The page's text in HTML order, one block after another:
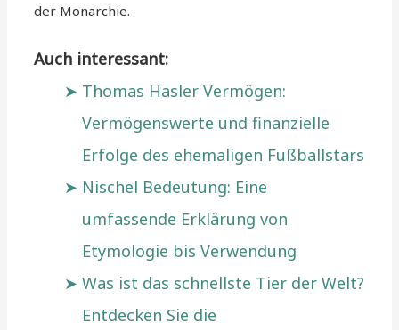
der Monarchie.
Auch interessant:
Thomas Hasler Vermögen:
Vermögenswerte und finanzielle
Erfolge des ehemaligen Fußballstars
Nischel Bedeutung: Eine
umfassende Erklärung von
Etymologie bis Verwendung
Was ist das schnellste Tier der Welt?
Entdecken Sie die